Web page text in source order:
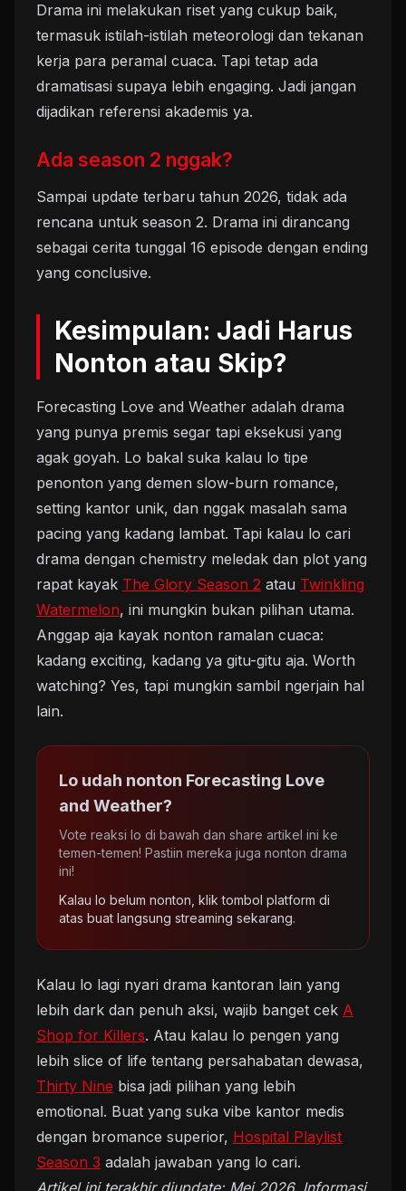
Drama ini melakukan riset yang cukup baik,
termasuk istilah-istilah meteorologi dan tekanan
kerja para peramal cuaca. Tapi tetap ada
dramatisasi supaya lebih engaging. Jadi jangan
dijadikan referensi akademis ya.
Ada season 2 nggak?
Sampai update terbaru tahun 2026, tidak ada
rencana untuk season 2. Drama ini dirancang
sebagai cerita tunggal 16 episode dengan ending
yang conclusive.
Kesimpulan: Jadi Harus
Nonton atau Skip?
Forecasting Love and Weather adalah drama
yang punya premis segar tapi eksekusi yang
agak goyah. Lo bakal suka kalau lo tipe
penonton yang demen slow-burn romance,
setting kantor unik, dan nggak masalah sama
pacing yang kadang lambat. Tapi kalau lo cari
drama dengan chemistry meledak dan plot yang
rapat kayak The Glory Season 2 atau Twinkling
Watermelon, ini mungkin bukan pilihan utama.
Anggap aja kayak nonton ramalan cuaca:
kadang exciting, kadang ya gitu-gitu aja. Worth
watching? Yes, tapi mungkin sambil ngerjain hal
lain.
Lo udah nonton Forecasting Love
and Weather?
Vote reaksi lo di bawah dan share artikel ini ke
temen-temen! Pastiin mereka juga nonton drama
ini!
Kalau lo belum nonton, klik tombol platform di
atas buat langsung streaming sekarang.
Kalau lo lagi nyari drama kantoran lain yang
lebih dark dan penuh aksi, wajib banget cek A
Shop for Killers. Atau kalau lo pengen yang
lebih slice of life tentang persahabatan dewasa,
Thirty Nine bisa jadi pilihan yang lebih
emotional. Buat yang suka vibe kantor medis
dengan bromance superior, Hospital Playlist
Season 3 adalah jawaban yang lo cari.
Artikel ini terakhir diupdate: Mei 2026. Informasi